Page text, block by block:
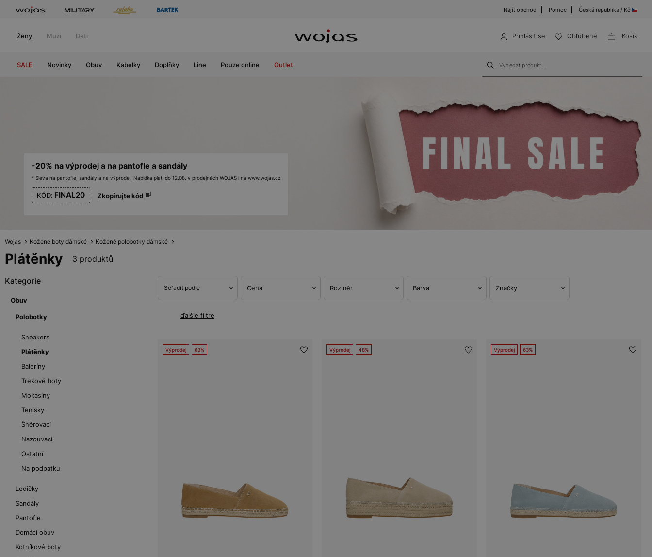
Najít obchod Pomoc Česká republika / Kč
Ženy Muži Děti Přihlásit se Obľúbené Košík
SALE Novinky Obuv Kabelky Doplňky Line Pouze online Outlet
-20% na výprodej a na pantofle a sandály
* Sleva na pantofle, sandály a na výprodej. Nabídka platí do 12.08. v prodejnách WOJAS i na www.wojas.cz
KÓD: FINAL20 Zkopírujte kód
Wojas Kožené boty dámské Kožené polobotky dámské
Plátěnky 3 produktů
Kategorie
Obuv
Polobotky
Sneakers
Plátěnky
Baleríny
Trekové boty
Mokasíny
Tenisky
Šněrovací
Nazouvací
Ostatní
Na podpatku
Lodičky
Sandály
Pantofle
Domácí obuv
Kotníkové boty
Seřadit podle Cena Rozměr Barva Značky
ďalšie filtre
Výprodej 63% Výprodej 48% Výprodej 63%